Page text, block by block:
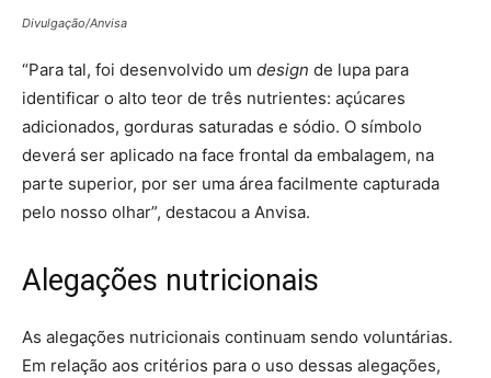
Divulgação/Anvisa
“Para tal, foi desenvolvido um design de lupa para
identificar o alto teor de três nutrientes: açúcares
adicionados, gorduras saturadas e sódio. O símbolo
deverá ser aplicado na face frontal da embalagem, na
parte superior, por ser uma área facilmente capturada
pelo nosso olhar”, destacou a Anvisa.
Alegações nutricionais
As alegações nutricionais continuam sendo voluntárias.
Em relação aos critérios para o uso dessas alegações,